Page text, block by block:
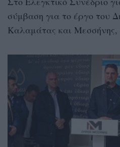
σύμβαση για το έργο του
Καλαμάτας και Μεσσήνης,